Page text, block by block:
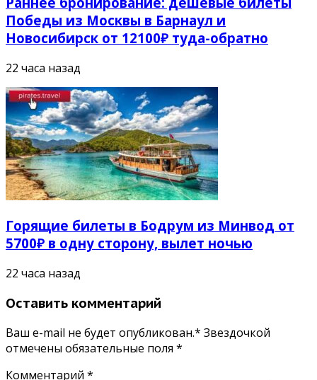
Победы из Москвы в Барнаул и
Новосибирск от 12100₽ туда-обратно
22 часа назад
Горящие билеты в Бодрум из Минвод от
5700₽ в одну сторону, вылет ночью
22 часа назад
Оставить комментарий
Ваш e-mail не будет опубликован.* Звездочкой
отмечены обязательные поля *
Комментарий *